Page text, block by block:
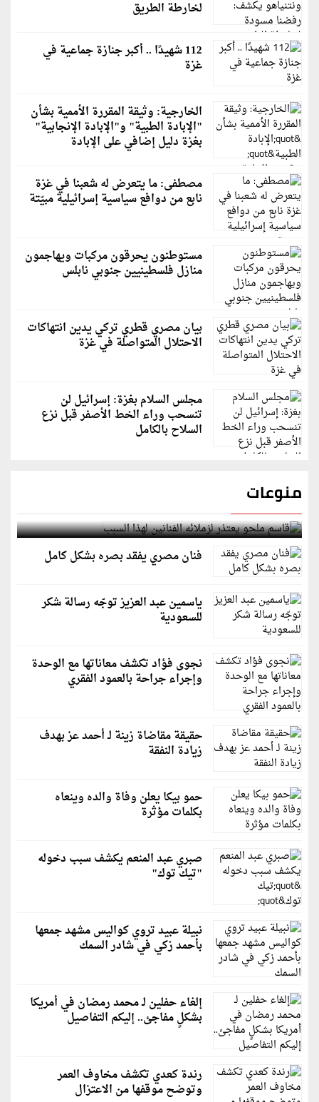
لخارطة الطريق
112 شهيدًا .. أكبر جنازة جماعية في
غزة
الخارجية: وثيقة المقررة الأممية بشأن
"الإبادة الطبية" و"الإبادة الإنجابية"
بغزة دليل إضافي على الإبادة
مصطفى: ما يتعرض له شعبنا في غزة
نابع من دوافع سياسية إسرائيلية مبيّتة
مستوطنون يحرقون مركبات ويهاجمون
منازل فلسطينيين جنوبي نابلس
بيان مصري قطري تركي يدين انتهاكات
الاحتلال المتواصلة في غزة
مجلس السلام بغزة: إسرائيل لن
تنسحب وراء الخط الأصفر قبل نزع
السلاح بالكامل
منوعات
قاسم ملحو يعتذر لزملائه الفنانين لهذا السبب
فنان مصري يفقد بصره بشكل كامل
ياسمين عبد العزيز توجّه رسالة شكر
للسعودية
نجوى فؤاد تكشف معاناتها مع الوحدة
وإجراء جراحة بالعمود الفقري
حقيقة مقاضاة زينة لـ أحمد عز بهدف
زيادة النفقة
حمو بيكا يعلن وفاة والده وينعاه
بكلمات مؤثرة
صبري عبد المنعم يكشف سبب دخوله
"تيك توك"
نبيلة عبيد تروي كواليس مشهد جمعها
بأحمد زكي في شادر السمك
إلغاء حفلين لـ محمد رمضان في أمريكا
بشكلٍ مفاجئ.. إليكم التفاصيل
رندة كعدي تكشف مخاوف العمر
وتوضح موقفها من الاعتزال